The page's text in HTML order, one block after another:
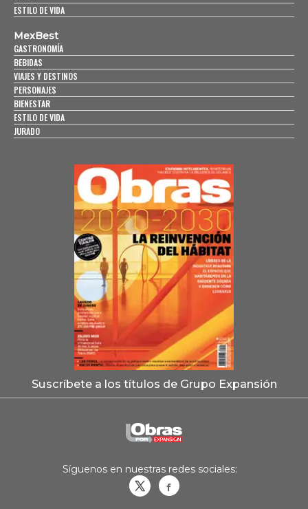
ESTILO DE VIDA
MexBest
GASTRONOMÍA
BEBIDAS
VIAJES Y DESTINOS
PERSONAJES
BIENESTAR
ESTILO DE VIDA
JURADO
Suscríbete a los títulos de Grupo Expansión
Síguenos en nuestras redes sociales: